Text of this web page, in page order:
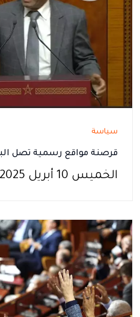
سياسة
قرصنة مواقع رسمية تصل
الخميس 10 أبريل 2025